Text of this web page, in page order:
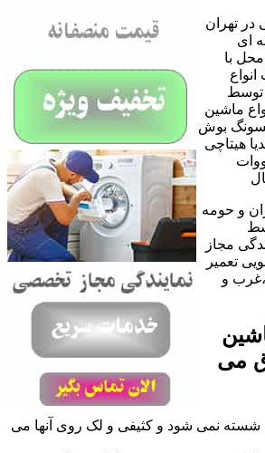
در تهران
ای
با
توسط
ماشین
بوش
هیتاچی
و حومه
مجاز
تعمیر
و
می
شسته نمی شود و کثیفی و لک روی آنها می